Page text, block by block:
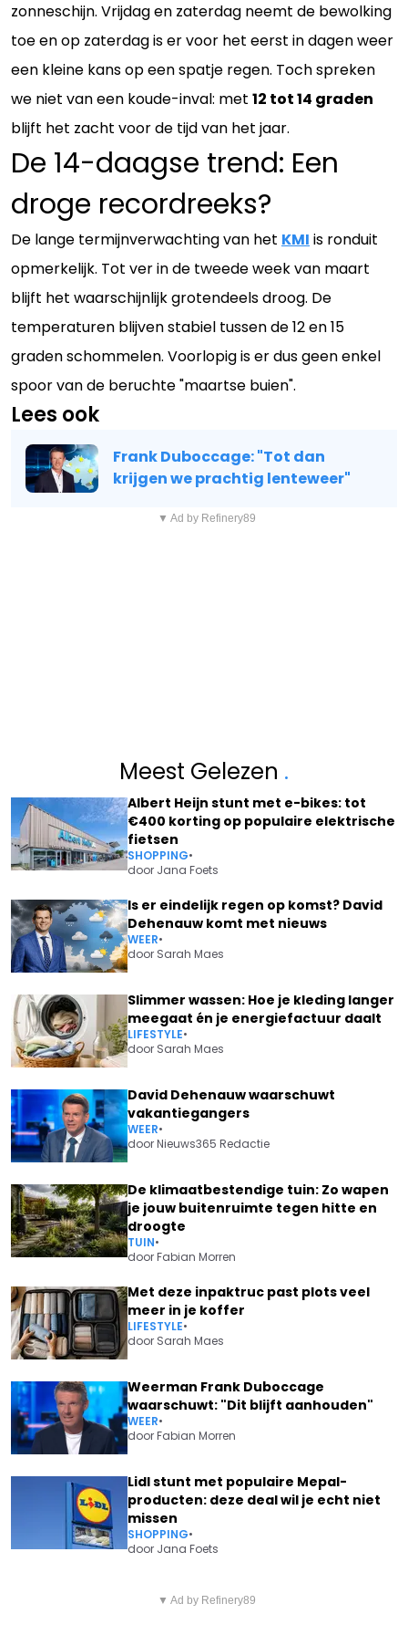
zonneschijn. Vrijdag en zaterdag neemt de bewolking
toe en op zaterdag is er voor het eerst in dagen weer
een kleine kans op een spatje regen. Toch spreken
we niet van een koude-inval: met 12 tot 14 graden
blijft het zacht voor de tijd van het jaar.
De 14-daagse trend: Een
droge recordreeks?
De lange termijnverwachting van het KMI is ronduit
opmerkelijk. Tot ver in de tweede week van maart
blijft het waarschijnlijk grotendeels droog. De
temperaturen blijven stabiel tussen de 12 en 15
graden schommelen. Voorlopig is er dus geen enkel
spoor van de beruchte "maartse buien".
Lees ook
Frank Duboccage: "Tot dan
krijgen we prachtig lenteweer"
▼ Ad by Refinery89
Meest Gelezen .
Albert Heijn stunt met e-bikes: tot
€400 korting op populaire elektrische
fietsen
SHOPPING•
door Jana Foets
Is er eindelijk regen op komst? David
Dehenauw komt met nieuws
WEER•
door Sarah Maes
Slimmer wassen: Hoe je kleding langer
meegaat én je energiefactuur daalt
LIFESTYLE•
door Sarah Maes
David Dehenauw waarschuwt
vakantiegangers
WEER•
doorNieuws365 Redactie
De klimaatbestendige tuin: Zo wapen
je jouw buitenruimte tegen hitte en
droogte
TUIN•
doorFabian Morren
Met deze inpaktruc past plots veel
meer in je koffer
LIFESTYLE•
door Sarah Maes
Weerman Frank Duboccage
waarschuwt: "Dit blijft aanhouden"
WEER•
doorFabian Morren
Lidl stunt met populaire Mepal-
producten: deze deal wil je echt niet
missen
SHOPPING•
door Jana Foets
IEDERE WERKNEMER HEEFT
▼ Ad by Refinery89